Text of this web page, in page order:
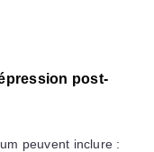
post-
peuvent inclure :